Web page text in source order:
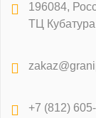
196084,
ТЦ
+7 (812)